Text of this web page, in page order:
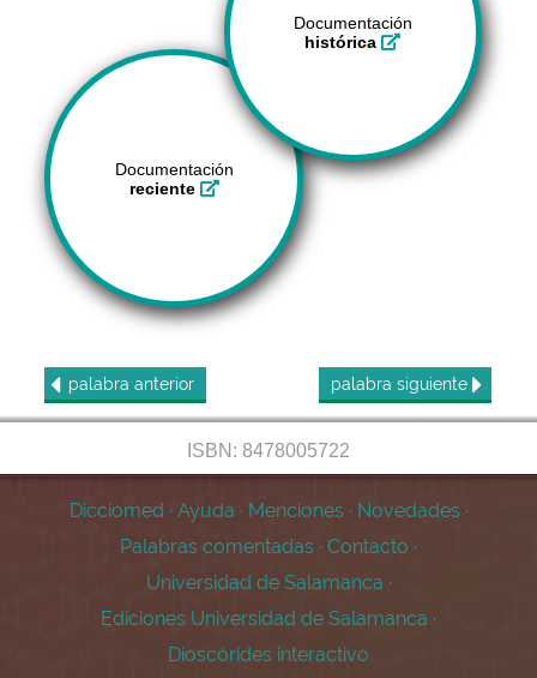
Documentación
histórica
Documentación
reciente
palabra anterior palabra siguiente
ISBN: 8478005722
Dicciomed · Ayuda · Menciones · Novedades ·
Palabras comentadas · Contacto ·
Universidad de Salamanca ·
Ediciones Universidad de Salamanca ·
Dioscórides interactivo